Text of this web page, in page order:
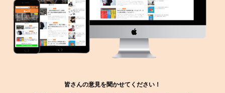
皆さんの意見を聞かせてください！